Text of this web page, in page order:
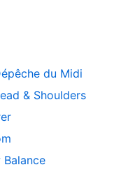
du Midi
& Shoulders